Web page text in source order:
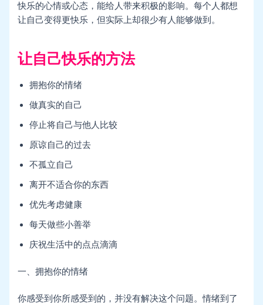
快乐的心情或心态，能给人带来积极的影响。每个人都想
让自己变得更快乐，但实际上却很少有人能够做到。
让自己快乐的方法
拥抱你的情绪
做真实的自己
停止将自己与他人比较
原谅自己的过去
不孤立自己
离开不适合你的东西
优先考虑健康
每天做些小善举
庆祝生活中的点点滴滴
一、拥抱你的情绪
你感受到你所感受到的，并没有解决这个问题。情绪到了